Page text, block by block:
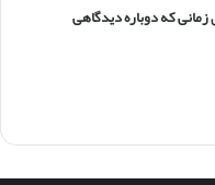
که دوباره دیدگاهی